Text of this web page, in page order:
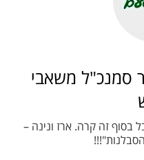
סמנכ"ל משאבי
זה קרה. ארז ונינה –